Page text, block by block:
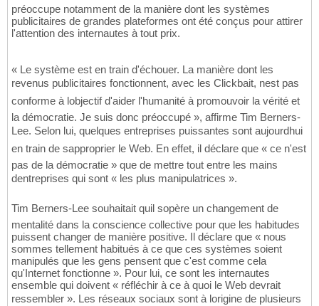
préoccupe notamment de la manière dont les systèmes
publicitaires de grandes plateformes ont été conçus pour attirer
l'attention des internautes à tout prix.
« Le système est en train d'échouer. La manière dont les
revenus publicitaires fonctionnent, avec les Clickbait, nest pas
conforme à lobjectif d'aider l'humanité à promouvoir la vérité et
la démocratie. Je suis donc préoccupé », affirme Tim Berners-
Lee. Selon lui, quelques entreprises puissantes sont aujourdhui
en train de sapproprier le Web. En effet, il déclare que « ce n'est
pas de la démocratie » que de mettre tout entre les mains
dentreprises qui sont « les plus manipulatrices ».
Tim Berners-Lee souhaitait quil sopère un changement de
mentalité dans la conscience collective pour que les habitudes
puissent changer de manière positive. Il déclare que « nous
sommes tellement habitués à ce que ces systèmes soient
manipulés que les gens pensent que c'est comme cela
qu'Internet fonctionne ». Pour lui, ce sont les internautes
ensemble qui doivent « réfléchir à ce à quoi le Web devrait
ressembler ». Les réseaux sociaux sont à lorigine de plusieurs